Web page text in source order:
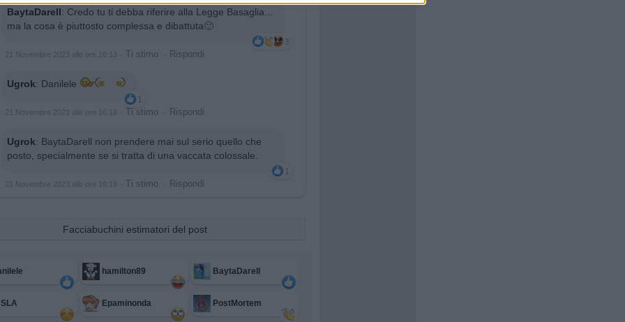
BaytaDarell: Credo tu ti debba riferire alla Legge Basaglia...
ma la cosa è piuttosto complessa e dibattuta🙂
3
21 Novembre 2023 alle ore 16:13 Ti stimo Rispondi
Ugrok: Danilele
1
21 Novembre 2023 alle ore 16:18 Ti stimo Rispondi
Ugrok: BaytaDarell non prendere mai sul serio quello che
posto, specialmente se si tratta di una vaccata colossale.
1
21 Novembre 2023 alle ore 16:19 Ti stimo Rispondi
Facciabuchini estimatori del post
hamilton89 BaytaDarell
Epaminonda PostMortem